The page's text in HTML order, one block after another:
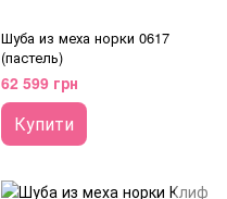
Шуба из меха норки 0617
(пастель)
62 599 грн
Купити